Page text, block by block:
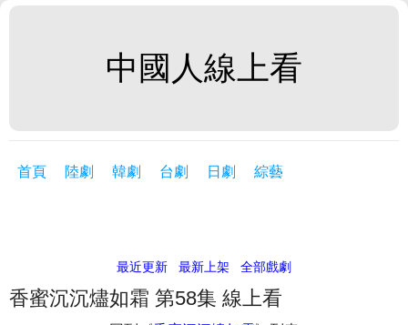
中國人線上看
首頁 陸劇 韓劇 台劇 日劇 綜藝
最近更新 最新上架 全部戲劇
香蜜沉沉燼如霜 第58集 線上看